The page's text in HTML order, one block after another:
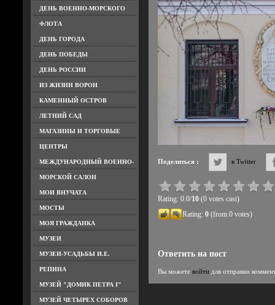
ДЕНЬ ВОЕННО-МОРСКОГО
ФЛОТА
ДЕНЬ ГОРОДА
ДЕНЬ ПОБЕДЫ
ДЕНЬ РОССИИ
ИЗ ЖИЗНИ ВОРОН
КАМЕННЫЙ ОСТРОВ
ЛЕТНИЙ САД
МАГАЗИНЫ И ТОРГОВЫЕ
ЦЕНТРЫ
МЕЖДУНАРОДНЫЙ ВОЕННО-
МОРСКОЙ САЛОН
МОИ ВНУЧАТА
МОСТЫ
МОЯ ГРАЖДАНКА
МУЗЕИ
МУЗЕИ-УСАДЬБЫ И.Е.
РЕПИНА
МУЗЕЙ "ДОМИК ПЕТРА I"
МУЗЕЙ ЧЕТЫРЕХ СОБОРОВ
Поделиться : в Twitter
Rating: 0.0/10(0 votes cast)
Rating: 0(from 0 votes)
Ответить на пост
Вы можете войтидля отправки